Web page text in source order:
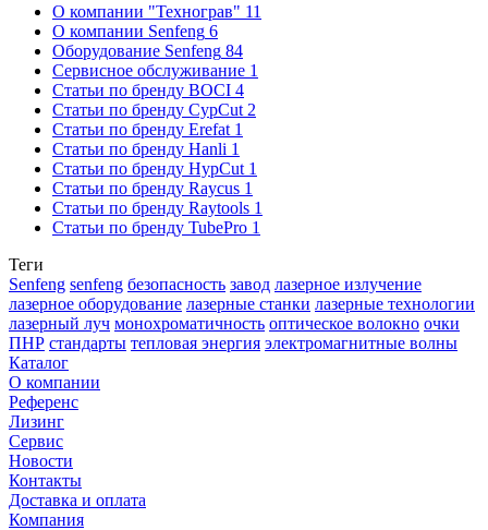
О компании "Технограв" 11
О компании Senfeng 6
Оборудование Senfeng 84
Сервисное обслуживание 1
Статьи по бренду BOCI 4
Статьи по бренду CypCut 2
Статьи по бренду Erefat 1
Статьи по бренду Hanli 1
Статьи по бренду HypCut 1
Статьи по бренду Raycus 1
Статьи по бренду Raytools 1
Статьи по бренду TubePro 1
Теги
Senfeng senfeng безопасность завод лазерное излучение
лазерное оборудование лазерные станки лазерные технологии
лазерный луч монохроматичность оптическое волокно очки
ПНР стандарты тепловая энергия электромагнитные волны
Каталог
О компании
Референс
Лизинг
Сервис
Новости
Контакты
Доставка и оплата
Компания